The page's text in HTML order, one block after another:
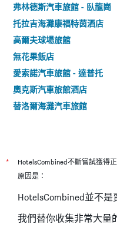
弗林德斯汽車旅館 - 臥龍崗
托拉吉海灘康福特茵酒店
高爾夫球場旅館
無花果飯店
愛索諾汽車旅館 - 達普托
奧克斯汽車旅館酒店
替洛爾海灘汽車旅館
* HotelsCombined不斷嘗試獲得
原因是：
HotelsCombined並不是
我們替你收集非常大量